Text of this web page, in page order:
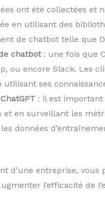
ont été collectées et
en utilisant des
de chatbot telle que
chatbot : une fois que
ou encore Slack. Les
ses
: il est important
en surveillant les
données
d’une entreprise,
l’efficacité de